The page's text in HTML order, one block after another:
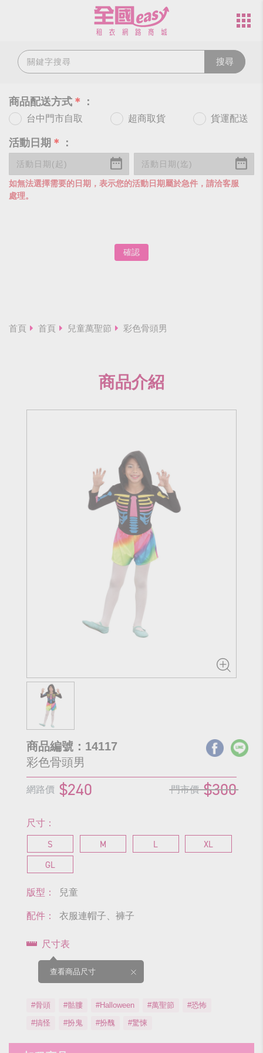
搜尋
商品配送方式 ＊ ：
台中門市自取 超商取貨 貨運配送
活動日期 ＊ ：
如無法選擇需要的日期，表示您的活動日期屬於急件，請洽客服
處理。
確認
首頁 首頁 兒童萬聖節 彩色骨頭男
商品介紹
商品編號：14117
彩色骨頭男
網路價 $240 門市價 $300
尺寸：
S M L
XL
GL
版型： 兒童
配件： 衣服連帽子、褲子
尺寸表
查看商品尺寸
#骨頭 #骷膢 #Halloween #萬聖節
#恐怖
#搞怪
#扮鬼 #扮醜 #驚悚